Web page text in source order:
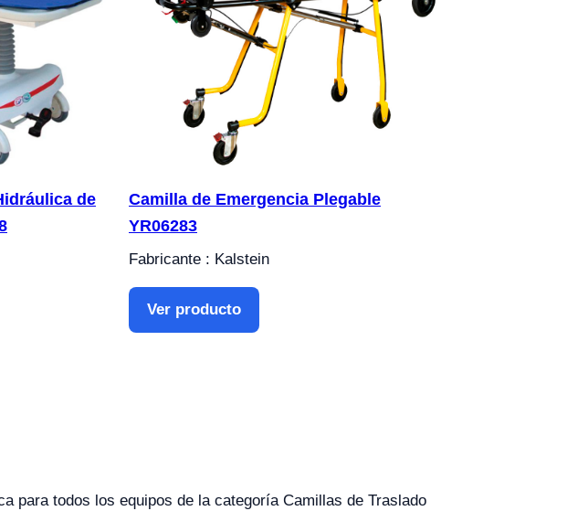
de
Camilla de Emergencia Plegable
YR06283
Fabricante : Kalstein
Ver producto
para todos los equipos de la categoría Camillas de Traslado